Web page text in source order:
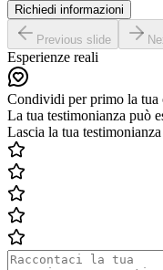
Richiedi informazioni
Previous slide
Esperienze reali
Condividi per primo la tua
La tua testimonianza può
Lascia la tua testimonianza